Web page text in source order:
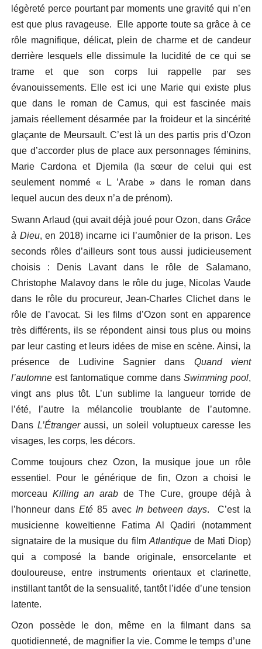
légèreté perce pourtant par moments une gravité qui n’en
est que plus ravageuse. Elle apporte toute sa grâce à ce
rôle magnifique, délicat, plein de charme et de candeur
derrière lesquels elle dissimule la lucidité de ce qui se
trame et que son corps lui rappelle par ses
évanouissements. Elle est ici une Marie qui existe plus
que dans le roman de Camus, qui est fascinée mais
jamais réellement désarmée par la froideur et la sincérité
glaçante de Meursault. C’est là un des partis pris d’Ozon
que d’accorder plus de place aux personnages féminins,
Marie Cardona et Djemila (la sœur de celui qui est
seulement nommé « L ’Arabe » dans le roman dans
lequel aucun des deux n’a de prénom).
Swann Arlaud (qui avait déjà joué pour Ozon, dans Grâce
à Dieu, en 2018) incarne ici l’aumônier de la prison. Les
seconds rôles d’ailleurs sont tous aussi judicieusement
choisis : Denis Lavant dans le rôle de Salamano,
Christophe Malavoy dans le rôle du juge, Nicolas Vaude
dans le rôle du procureur, Jean-Charles Clichet dans le
rôle de l’avocat. Si les films d’Ozon sont en apparence
très différents, ils se répondent ainsi tous plus ou moins
par leur casting et leurs idées de mise en scène. Ainsi, la
présence de Ludivine Sagnier dans Quand vient
l’automne est fantomatique comme dans Swimming pool,
vingt ans plus tôt. L’un sublime la langueur torride de
l’été, l’autre la mélancolie troublante de l’automne.
Dans L’Étrangeraussi, un soleil voluptueux caresse les
visages, les corps, les décors.
Comme toujours chez Ozon, la musique joue un rôle
essentiel. Pour le générique de fin, Ozon a choisi le
morceau Killing an arab de The Cure, groupe déjà à
l’honneur dansEté 85 avec In between days. C’est la
musicienne koweïtienne Fatima Al Qadiri (notamment
signataire de la musique du film Atlantiquede Mati Diop)
qui a composé la bande originale, ensorcelante et
douloureuse, entre instruments orientaux et clarinette,
instillant tantôt de la sensualité, tantôt l’idée d’une tension
latente.
Ozon possède le don, même en la filmant dans sa
quotidienneté, de magnifier la vie. Comme le temps d’une